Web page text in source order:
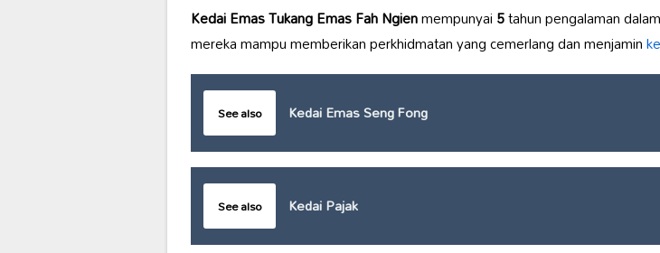
Kedai Emas Tukang Emas Fah Ngienmempunyai5tahun pengalaman
mereka mampu memberikan perkhidmatan yang cemerlang dan menjamin
See also Kedai Emas Seng Fong
See also Kedai Pajak